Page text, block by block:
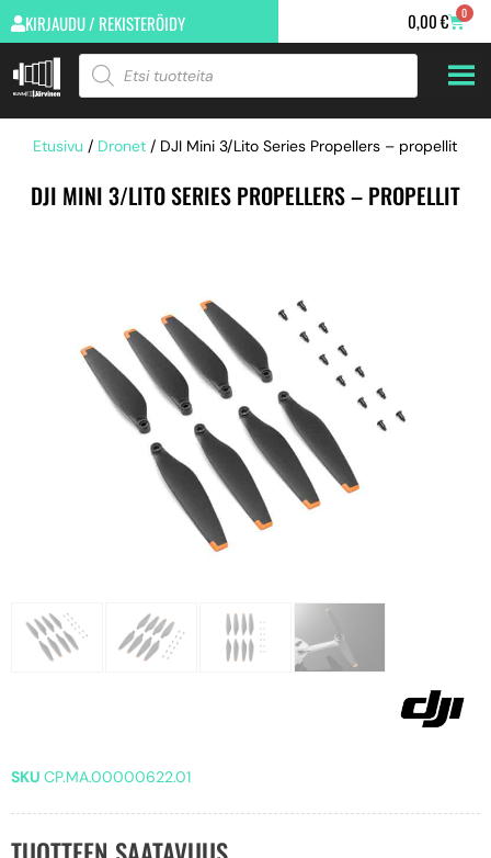
KIRJAUDU / REKISTERÖIDY 0,00€ 0
Etusivu / Dronet / DJI Mini 3/Lito Series Propellers – propellit
DJI MINI 3/LITO SERIES PROPELLERS – PROPELLIT
SKU CP.MA.00000622.01